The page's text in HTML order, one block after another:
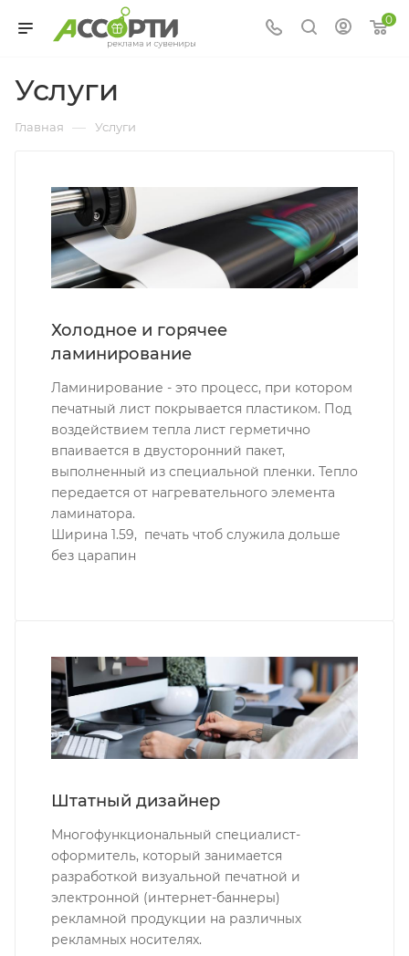
0
Услуги
Главная — Услуги
Холодное и горячее
ламинирование
Ламинирование - это процесс, при котором
печатный лист покрывается пластиком. Под
воздействием тепла лист герметично
впаивается в двусторонний пакет,
выполненный из специальной пленки. Тепло
передается от нагревательного элемента
ламинатора.
Ширина 1.59, печать чтоб служила дольше
без царапин
Штатный дизайнер
Многофункциональный специалист-
оформитель, который занимается
разработкой визуальной печатной и
электронной (интернет-баннеры)
рекламной продукции на различных
рекламных носителях.